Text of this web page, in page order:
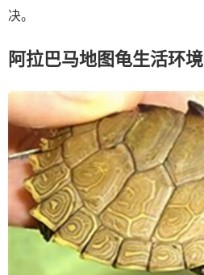
决。
阿拉巴马地图龟生活环境